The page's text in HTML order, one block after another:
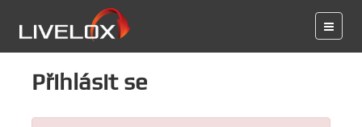
Přihlásit se